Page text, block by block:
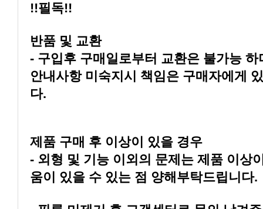
!!필독!!
반품 및 교환
다.
제품 구매 후 이상이 있을 경우
움이 있을 수 있는 점 양해부탁드립니다.